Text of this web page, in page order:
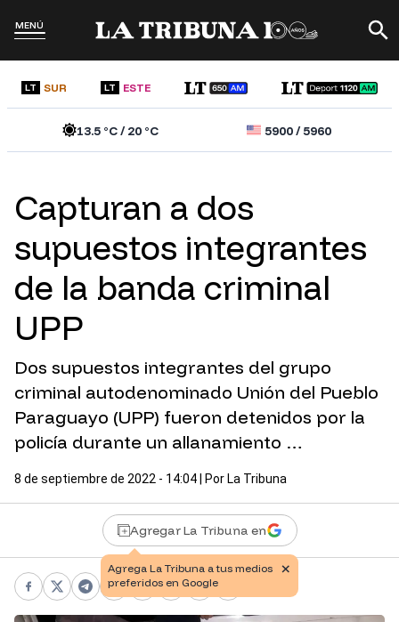
MENÚ
LT SUR LT ESTE
13.5 °C /20 °C 5900/5960
Capturan a dos
supuestos integrantes
de la banda criminal
UPP
Dos supuestos integrantes del grupo
criminal autodenominado Unión del Pueblo
Paraguayo (UPP) fueron detenidos por la
policía durante un allanamiento …
8 de septiembre de 2022 - 14:04 | Por La Tribuna
Agregar La Tribuna en
Agrega La Tribuna a tus medios
preferidos en Google
×
Facebook
X Telegram
WhatsApp
Pinterest
LinkedIn
PrintCopy link